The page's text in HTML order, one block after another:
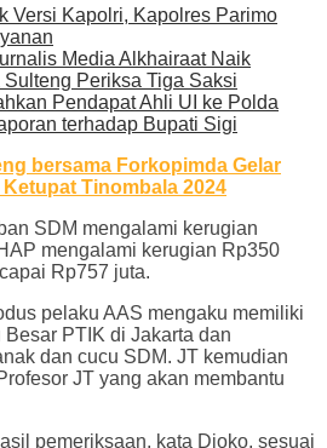
Versi Kapolri, Kapolres Parimo
Media Alkhairaat Naik
Periksa Tiga Saksi
Pendapat Ahli UI ke Polda
terhadap Bupati Sigi
bersama Forkopimda Gelar
Tinombala 2024
SDM mengalami kerugian
mengalami kerugian Rp350
Rp757 juta.
pelaku AAS mengaku memiliki
PTIK di Jakarta dan
dan cucu SDM. JT kemudian
JT yang akan membantu
pemeriksaan, kata Djoko, sesuai